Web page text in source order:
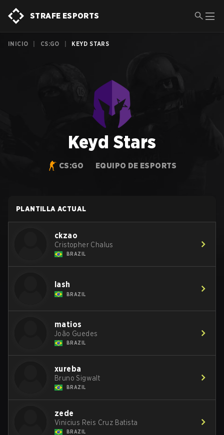
STRAFE ESPORTS
INICIO CS:GO KEYD STARS
Keyd Stars
CS:GO EQUIPO DE ESPORTS
PLANTILLA ACTUAL
ckzao
Cristopher Chalus
BRAZIL
lash
BRAZIL
matios
João Guedes
BRAZIL
xureba
Bruno Sigwalt
BRAZIL
zede
Vinicius Reis Cruz Batista
BRAZIL